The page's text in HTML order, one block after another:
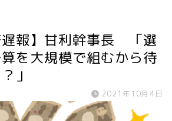
遅報】甘利幹事長 「選
を大規模で組むから待
」
2021年10月4日